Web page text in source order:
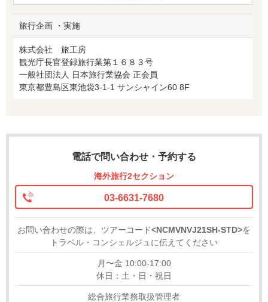
旅行企画 ・実施
株式会社 旅工房
観光庁長官登録旅行業第１６８３号
一般社団法人 日本旅行業協会 正会員
東京都豊島区東池袋3-1-1 サンシャイン60 8F
電話で問い合わせ・予約する
海外旅行2セクション
03-6631-7680
お問い合わせの際は、ツアーコード<NCMVNVJ21SH-STD>を
トラベル・コンシェルジュに伝えてください
月〜金 10:00-17:00
休日：土・日・祝日
総合旅行業務取扱管理者